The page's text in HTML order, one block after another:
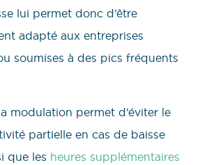
lui permet donc d’être
adapté aux entreprises
soumises à des pics fréquents
modulation permet d’éviter le
partielle en cas de baisse
que les heures supplémentaires